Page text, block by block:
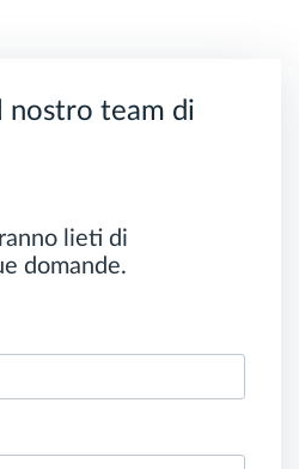
nostro team di
lieti di
domande.